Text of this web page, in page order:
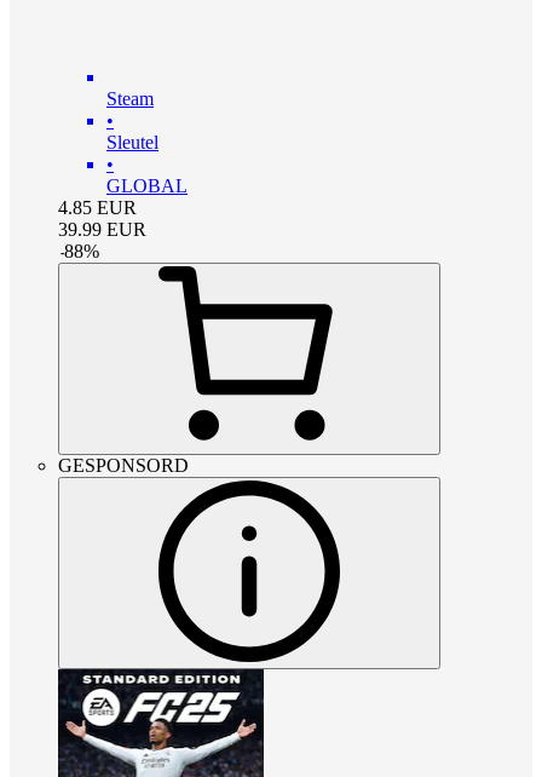
Steam
•
Sleutel
•
GLOBAL
4.85 EUR
39.99 EUR
-88%
GESPONSORD